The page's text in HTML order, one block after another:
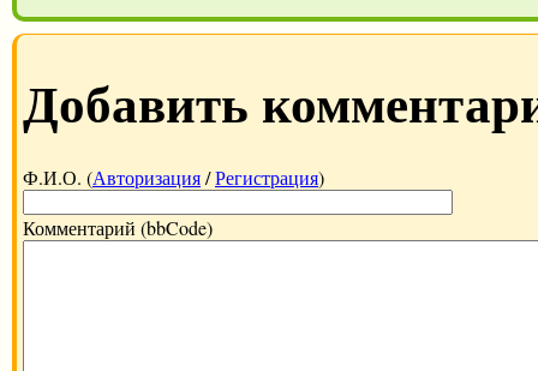
Добавить
Ф.И.О. (Авторизация/Регистрация)
Комментарий (bbCode)